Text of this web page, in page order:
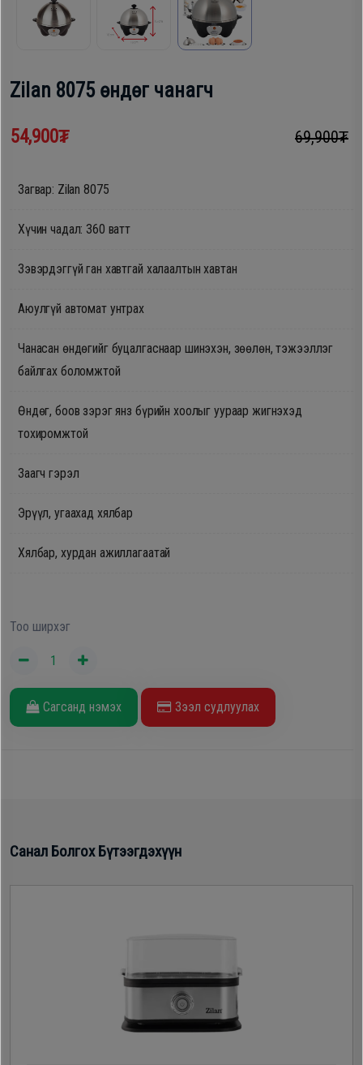
Хөргөгч,
Хөлдөөгч
Шарах
шүүгээ
Эйр
кондишн
шүүгээ
кондишн
ГАР
Samsung
Mi
Infinix
Ухаалаг
Zilan 8075 өндөг чанагч
54,900₮ 69,900₮
Загвар: Zilan 8075
Хүчин чадал: 360 ватт
Зэвэрдэггүй ган хавтгай халаалтын хавтан
Аюулгүй автомат унтрах
Чанасан өндөгийг буцалгаснаар шинэхэн, зөөлөн, тэжээллэг
байлгах боломжтой
Өндөг, боов зэрэг янз бүрийн хоолыг уураар жигнэхэд
тохиромжтой
Заагч гэрэл
Эрүүл, угаахад хялбар
Хялбар, хурдан ажиллагаатай
Тоо ширхэг
Сагсанд нэмэх Зээл судлуулах
Санал Болгох Бүтээгдэхүүн